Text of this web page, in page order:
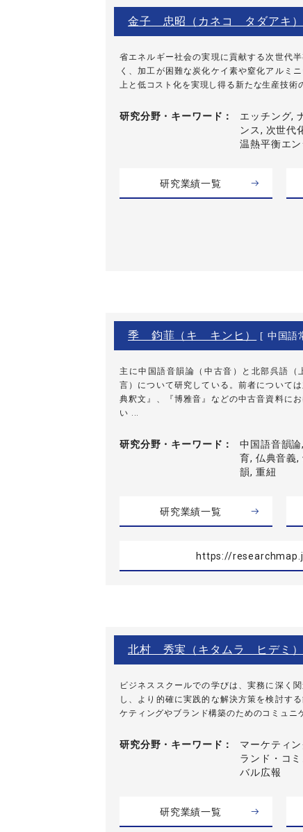
金子 忠昭（カネコ タダアキ）
省エネルギー社会の実現に貢献する次世代
く、加工が困難な炭化ケイ素や窒化アルミ
上と低コスト化を実現し得る新たな生産技
研究分野・ キーワード
エッチング,
ンス, 次世代
温熱平衡エ
研究業績一覧
季 鈞菲（キ キンヒ） [ 中国語
主に中国語音韻論（中古音）と北部呉語（
言）について研究している。前者について
典釈文』、『博雅音』などの中古音資料に
い ...
研究分野・ キーワード
中国語音韻
育, 仏典音義,
韻, 重紐
研究業績一覧
https://
北村 秀実（キタムラ ヒデミ）
ビジネススクールでの学びは、実務に深く
し、より的確に実践的な解決方策を検討す
ケティングやブランド構築のためのコミュニ
研究分野・ キーワード
マーケティ
ランド・コ
バル広報
研究業績一覧